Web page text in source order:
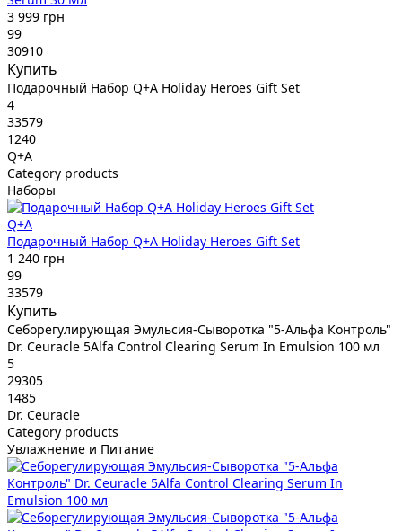
3 999 грн
99
30910
Купить
Подарочный Набор Q+A Holiday Heroes Gift Set
4
33579
1240
Q+A
Category products
Наборы
Q+A
Подарочный Набор Q+A Holiday Heroes Gift Set
1 240 грн
99
33579
Купить
Себорегулирующая Эмульсия-Сыворотка "5-Альфа Контроль"
Dr. Ceuracle 5Alfa Control Clearing Serum In Emulsion 100 мл
5
29305
1485
Dr. Ceuracle
Category products
Увлажнение и Питание